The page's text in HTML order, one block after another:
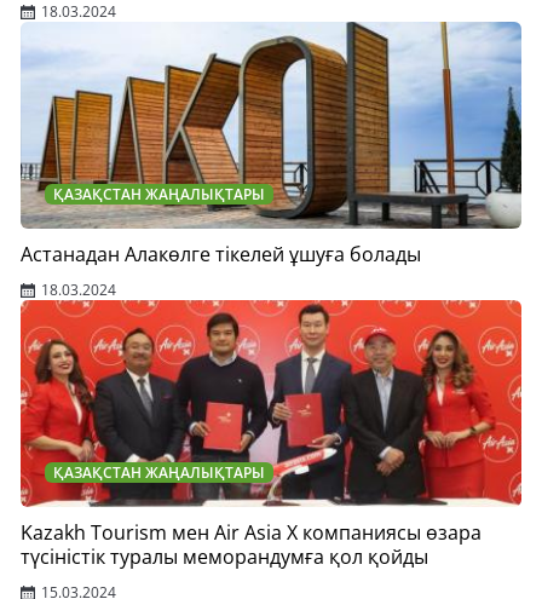
18.03.2024
ҚАЗАҚСТАН ЖАҢАЛЫҚТАРЫ
Астанадан Алакөлге тікелей ұшуға болады
18.03.2024
ҚАЗАҚСТАН ЖАҢАЛЫҚТАРЫ
Kazakh Tourism мен Air Asia X компаниясы өзара
түсіністік туралы меморандумға қол қойды
15.03.2024